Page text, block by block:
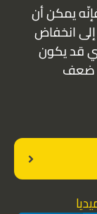
يمكن أن
إلى انخفاض
قد يكون
ضعف